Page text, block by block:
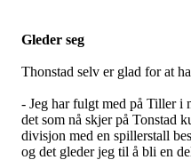
Gleder seg
Thonstad selv er glad for at
- Jeg har fulgt med på Tiller i
det som nå skjer på Tonstad
divisjon med en spillerstall
og det gleder jeg til å bli en